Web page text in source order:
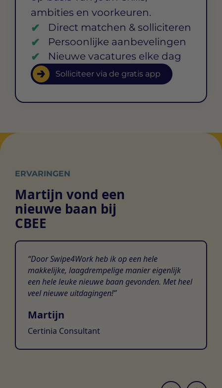
ambities en voorkeuren.
Direct matchen & solliciteren
Persoonlijke aanbevelingen
Nieuwe vacatures elke dag
Solliciteer via de gratis app
ERVARINGEN
Martijn vond een
nieuwe baan bij
CBEE
Door Swipe4Work heb ik op een hele
makkelijke, laagdrempelige manier eigenlijk
een hele leuke nieuwe baan gevonden. Met heel
veel nieuwe uitdagingen!
Martijn
Certinia Consultant